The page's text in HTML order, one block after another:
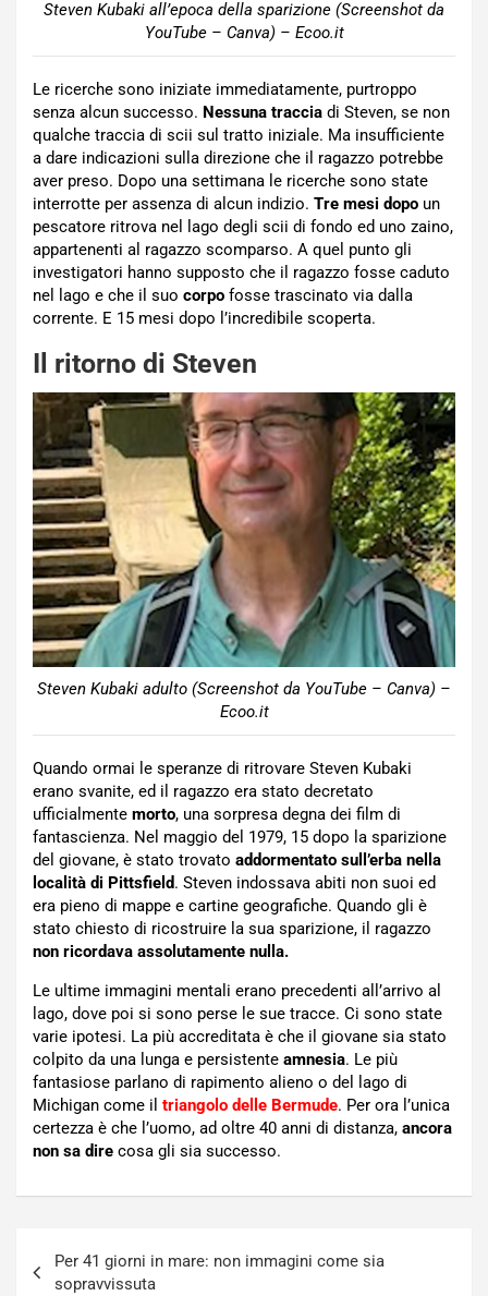
Steven Kubaki all’epoca della sparizione (Screenshot da
YouTube – Canva) – Ecoo.it
Le ricerche sono iniziate immediatamente, purtroppo
senza alcun successo. Nessuna traccia di Steven, se non
qualche traccia di scii sul tratto iniziale. Ma insufficiente
a dare indicazioni sulla direzione che il ragazzo potrebbe
aver preso. Dopo una settimana le ricerche sono state
interrotte per assenza di alcun indizio. Tre mesi dopo un
pescatore ritrova nel lago degli scii di fondo ed uno zaino,
appartenenti al ragazzo scomparso. A quel punto gli
investigatori hanno supposto che il ragazzo fosse caduto
nel lago e che il suo corpo fosse trascinato via dalla
corrente. E 15 mesi dopo l’incredibile scoperta.
Il ritorno di Steven
Steven Kubaki adulto (Screenshot da YouTube – Canva) –
Ecoo.it
Quando ormai le speranze di ritrovare Steven Kubaki
erano svanite, ed il ragazzo era stato decretato
ufficialmente morto, una sorpresa degna dei film di
fantascienza. Nel maggio del 1979, 15 dopo la sparizione
del giovane, è stato trovato addormentato sull’erba nella
località di Pittsfield. Steven indossava abiti non suoi ed
era pieno di mappe e cartine geografiche. Quando gli è
stato chiesto di ricostruire la sua sparizione, il ragazzo
non ricordava assolutamente nulla.
Le ultime immagini mentali erano precedenti all’arrivo al
lago, dove poi si sono perse le sue tracce. Ci sono state
varie ipotesi. La più accreditata è che il giovane sia stato
colpito da una lunga e persistente amnesia. Le più
fantasiose parlano di rapimento alieno o del lago di
Michigan come il triangolo delle Bermude. Per ora l’unica
certezza è che l’uomo, ad oltre 40 anni di distanza, ancora
non sa dire cosa gli sia successo.
articoli
Per 41 giorni in mare: non immagini come sia
sopravvissuta